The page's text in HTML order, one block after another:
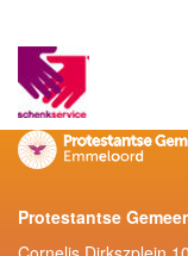
Protestantse